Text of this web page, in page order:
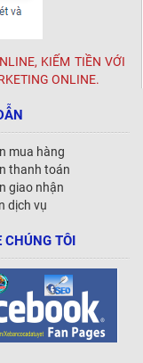
KIẾM TIỀN VỚI
ONLINE.
mua hàng
thanh toán
giao nhận
dịch vụ
CHÚNG TÔI